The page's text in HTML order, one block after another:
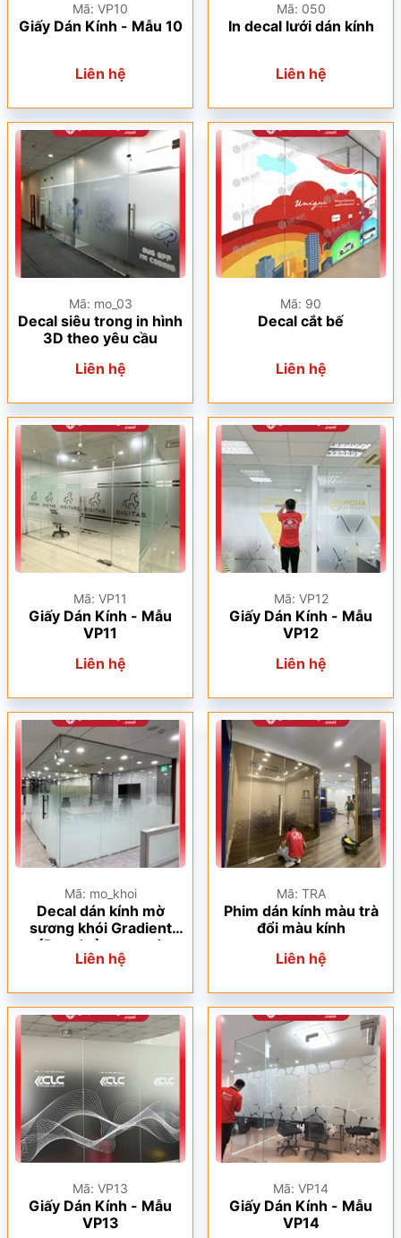
Mã: VP10
Giấy Dán Kính - Mẫu 10
Liên hệ
Mã: 050
In decal lưới dán kính
Liên hệ
Mã: mo_03
Decal siêu trong in hình
3D theo yêu cầu
Liên hệ
Mã: 90
Decal cắt bế
Liên hệ
Mã: VP11
Giấy Dán Kính - Mẫu
VP11
Liên hệ
Mã: VP12
Giấy Dán Kính - Mẫu
VP12
Liên hệ
Mã: mo_khoi
Decal dán kính mờ
sương khói Gradient
(Decal tản sương)
Liên hệ
Mã: TRA
Phim dán kính màu trà
đổi màu kính
Liên hệ
Mã: VP13
Giấy Dán Kính - Mẫu
VP13
Mã: VP14
Giấy Dán Kính - Mẫu
VP14